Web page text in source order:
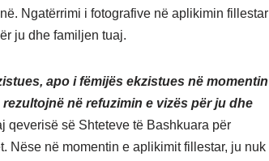
Ngatërrimi i fotografive në aplikimin fillestar
ju dhe familjen tuaj.
apo i fëmijës ekzistues në momentin
në refuzimin e vizës për ju dhe
qeverisë së Shteteve të Bashkuara për
Nëse në momentin e aplikimit fillestar, ju nuk